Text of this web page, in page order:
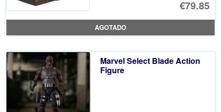
€79.85
AGOTADO
Marvel Select Blade Action
Figure